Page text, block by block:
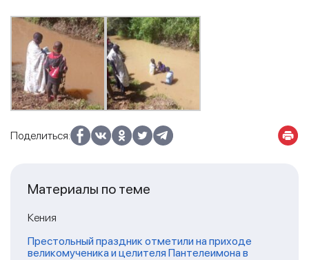
Поделиться:
Материалы по теме
Кения
Престольный праздник отметили на приходе
великомученика и целителя Пантелеимона в